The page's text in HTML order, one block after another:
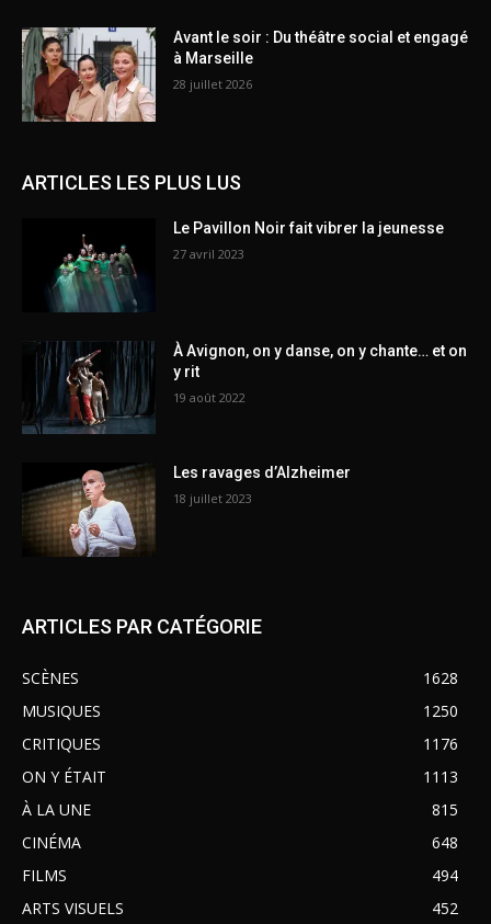
Avant le soir : Du théâtre social et engagé
à Marseille
28 juillet 2026
ARTICLES LES PLUS LUS
Le Pavillon Noir fait vibrer la jeunesse
27 avril 2023
À Avignon, on y danse, on y chante… et on
y rit
19 août 2022
Les ravages d’Alzheimer
18 juillet 2023
ARTICLES PAR CATÉGORIE
SCÈNES
1628
MUSIQUES
1250
CRITIQUES
1176
ON Y ÉTAIT
1113
À LA UNE
815
CINÉMA
648
FILMS
494
ARTS VISUELS
452